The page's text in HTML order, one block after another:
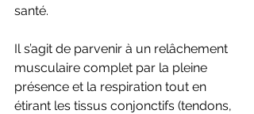
santé.
Il s’agit de parvenir à un relâchement
musculaire complet par la pleine
présence et la respiration tout en
étirant les tissus conjonctifs (tendons,